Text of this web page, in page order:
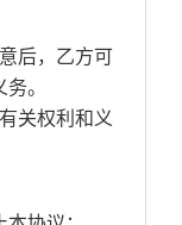
后，乙方可
。
关权利和义